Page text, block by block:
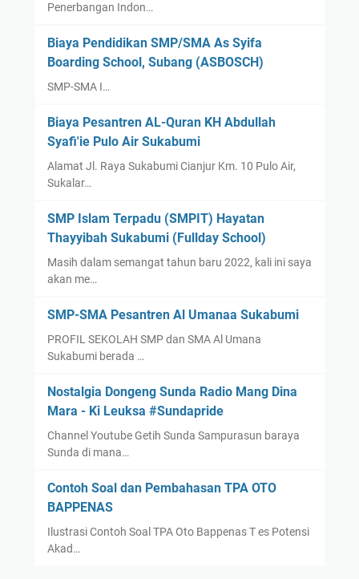
a
i
d
K
u
o
S
N
M
N
2
2
d
i
g
r
Penerbangan Indon…
Biaya Pendidikan SMP/SMA As Syifa
Boarding School, Subang (ASBOSCH)
SMP-SMA I…
Biaya Pesantren AL-Quran KH Abdullah
Syafi'ie Pulo Air Sukabumi
Alamat Jl. Raya Sukabumi Cianjur Km. 10 Pulo Air,
Sukalar…
SMP Islam Terpadu (SMPIT) Hayatan
Thayyibah Sukabumi (Fullday School)
Masih dalam semangat tahun baru 2022, kali ini saya
akan me…
SMP-SMA Pesantren Al Umanaa Sukabumi
PROFIL SEKOLAH SMP dan SMA Al Umana
Sukabumi berada …
Nostalgia Dongeng Sunda Radio Mang Dina
Mara - Ki Leuksa #Sundapride
Channel Youtube Getih Sunda Sampurasun baraya
Sunda di mana…
Contoh Soal dan Pembahasan TPA OTO
BAPPENAS
Ilustrasi Contoh Soal TPA Oto Bappenas T es Potensi
Akad…